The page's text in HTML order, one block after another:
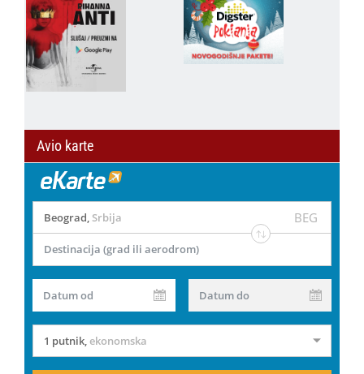
Avio karte
Beograd, Srbija BEG
Destinacija (grad ili aerodrom)
Datum od Datum do
1 putnik,ekonomska